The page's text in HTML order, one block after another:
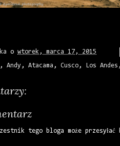
o wtorek, marca 17, 2015
, Andy , Atacama , Cusco , Los Andes
tego bloga może przesyłać